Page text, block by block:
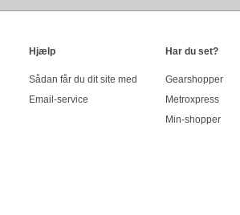
Hjælp
Sådan får du dit site med
Email-service
Har du set?
Gearshopper
Metroxpress
Min-shopper